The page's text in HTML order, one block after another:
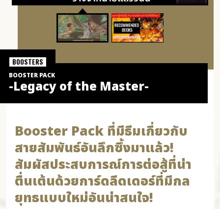
BOOSTER PACK
-Legacy of the Master-
BOOSTERS
Booster Pack ที่มีธีมเกี่ยวกับ
สายสัมพันธ์อันลึกซึ้งมาแล้ว!
สัมผัสประสบการณ์การต่อสู้ที่น่า
ตื่นเต้นด้วยการ์ดลีดเดอร์ที่มีกล
ยุทธแบบใหม่อันน่าสนใจ!